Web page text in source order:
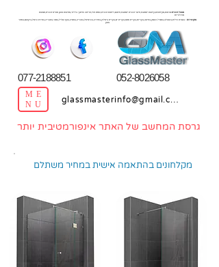
מפעל זכוכית:מראות,מקלחונים,קלפות למטבח,חיפוי זכוכית למטבח,חיסום,דלתות זכוכית,התזת חול,חריטה וחיתוך בלייזר,מחיצות אופן ספייס זכוכית,תמונות
מודולריות
מתן שירות : בנצרת עילית,בעפולה,במגדל העמק,בחיפה,בקריות,בקרית אתא,בקרית ים,בקרית ביאליק,בחדרה,בכרמיאל,בנהריה,בנתניה,בנוף הגליל,בנשר,בטבריה,בטירת כרמל,ביקנעם,באזור
צפון
077-2188851 052-8026058
ME
NU
glassmasterinfo@gmail.com
גרסת המחשב של האתר אינפורמטיבית יותר
מקלחונים בהתאמה אישית במחיר משתלם